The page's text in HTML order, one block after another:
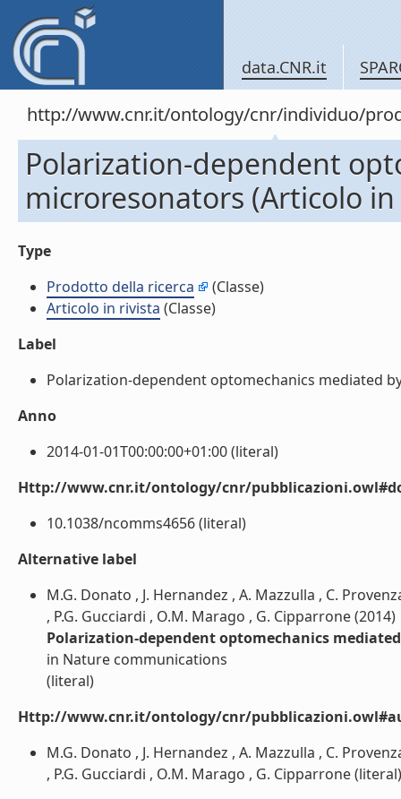
data.CNR.it
http://www.cnr.it/ontology/cnr/individuo/
Polarization-dependent
microresonators (Articolo
Type
Prodotto della ricerca
(Classe)
Articolo in rivista (Classe)
Label
Polarization-dependent optomechanics mediated
Anno
2014-01-01T00:00:00+01:00 (literal)
Http://www.cnr.it/ontology/cnr/
10.1038/ncomms4656 (literal)
Alternative label
M.G. Donato , J. Hernandez , A. Mazzulla , C.
, P.G. Gucciardi , O.M. Marago , G. Cipparrone (2014)
Polarization-dependent optomechanics
in Nature communications
(literal)
Http://www.cnr.it/ontology/cnr/
M.G. Donato , J. Hernandez , A. Mazzulla , C.
, P.G. Gucciardi , O.M. Marago , G. Cipparrone (literal)